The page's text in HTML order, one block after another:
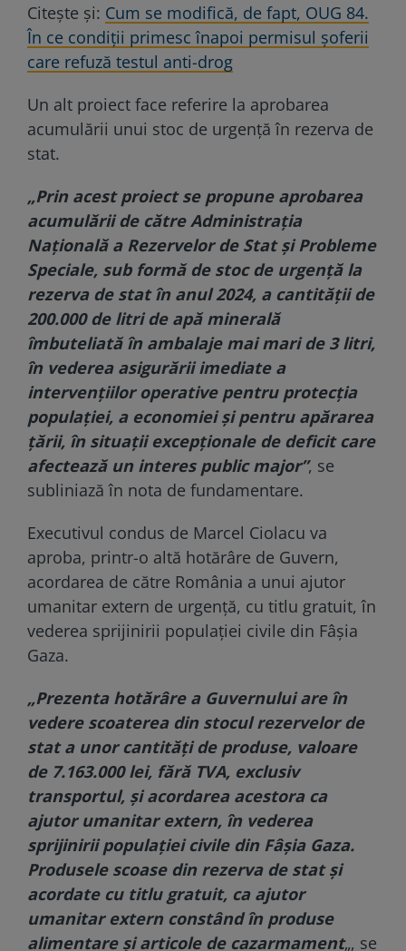
Citește și: Cum se modifică, de fapt, OUG 84.
În ce condiții primesc înapoi permisul șoferii
care refuză testul anti-drog
Un alt proiect face referire la aprobarea
acumulării unui stoc de urgenţă în rezerva de
stat.
„Prin acest proiect se propune aprobarea
acumulării de către Administraţia
Naţională a Rezervelor de Stat şi Probleme
Speciale, sub formă de stoc de urgenţă la
rezerva de stat în anul 2024, a cantităţii de
200.000 de litri de apă minerală
îmbuteliată în ambalaje mai mari de 3 litri,
în vederea asigurării imediate a
intervenţiilor operative pentru protecţia
populaţiei, a economiei şi pentru apărarea
ţării, în situaţii excepţionale de deficit care
afectează un interes public major”, se
subliniază în nota de fundamentare.
Executivul condus de Marcel Ciolacu va
aproba, printr-o altă hotărâre de Guvern,
acordarea de către România a unui ajutor
umanitar extern de urgenţă, cu titlu gratuit, în
vederea sprijinirii populaţiei civile din Fâşia
Gaza.
„Prezenta hotărâre a Guvernului are în
vedere scoaterea din stocul rezervelor de
stat a unor cantităţi de produse, valoare
de 7.163.000 lei, fără TVA, exclusiv
transportul, şi acordarea acestora ca
ajutor umanitar extern, în vederea
sprijinirii populaţiei civile din Fâşia Gaza.
Produsele scoase din rezerva de stat şi
acordate cu titlu gratuit, ca ajutor
umanitar extern constând în produse
alimentare şi articole de cazarmament„, se